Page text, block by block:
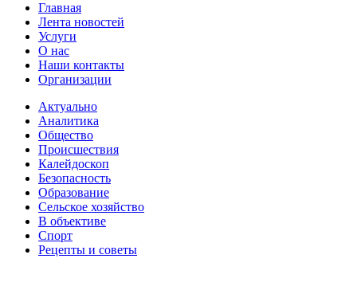
Главная
Лента новостей
Услуги
О нас
Наши контакты
Организации
Актуально
Аналитика
Общество
Происшествия
Калейдоскоп
Безопасность
Образование
Сельское хозяйство
В объективе
Спорт
Рецепты и советы